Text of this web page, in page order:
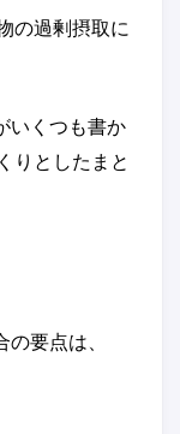
の過剰摂取に
いくつも書か
りとしたまと
要点は、